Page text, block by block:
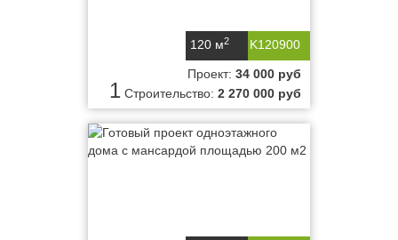
K120900
120 м2
1
Проект: 34 000 руб
Строительство: 2 270 000 руб